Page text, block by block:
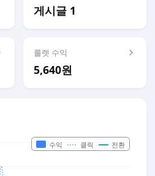
게시글 1
룰렛 수익
5,640원